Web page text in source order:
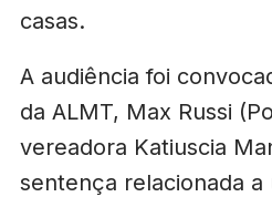
casas.
A audiência foi
da ALMT, Max Russi
vereadora Katiuscia
sentença relacionada a